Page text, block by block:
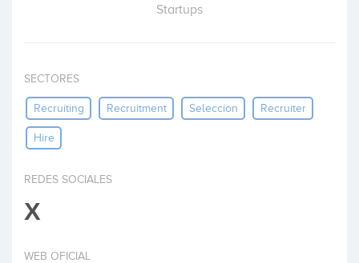
Startups
SECTORES
Recruiting Recruitment Seleccion Recruiter
Hire
REDES SOCIALES
X
WEB OFICIAL